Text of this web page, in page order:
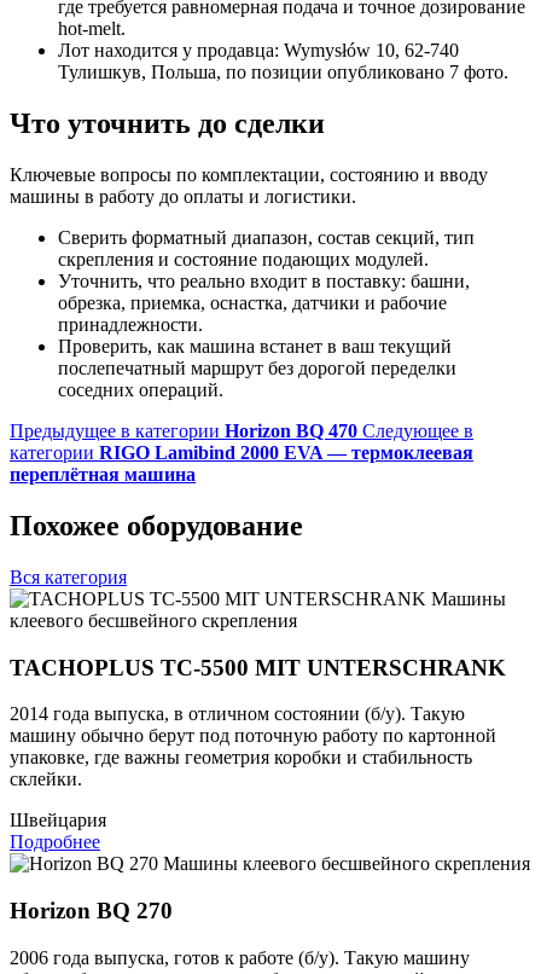
где требуется равномерная подача и точное дозирование
hot-melt.
Лот находится у продавца: Wymysłów 10, 62-740
Тулишкув, Польша, по позиции опубликовано 7 фото.
Что уточнить до сделки
Ключевые вопросы по комплектации, состоянию и вводу
машины в работу до оплаты и логистики.
Сверить форматный диапазон, состав секций, тип
скрепления и состояние подающих модулей.
Уточнить, что реально входит в поставку: башни,
обрезка, приемка, оснастка, датчики и рабочие
принадлежности.
Проверить, как машина встанет в ваш текущий
послепечатный маршрут без дорогой переделки
соседних операций.
Предыдущее в категории Horizon BQ 470 Следующее в
категории RIGO Lamibind 2000 EVA — термоклеевая
переплётная машина
Похожее оборудование
Вся категория
Машины
клеевого бесшвейного скрепления
TACHOPLUS TC-5500 MIT UNTERSCHRANK
2014 года выпуска, в отличном состоянии (б/у). Такую
машину обычно берут под поточную работу по картонной
упаковке, где важны геометрия коробки и стабильность
склейки.
Швейцария
Подробнее
Машины клеевого бесшвейного скрепления
Horizon BQ 270
2006 года выпуска, готов к работе (б/у). Такую машину